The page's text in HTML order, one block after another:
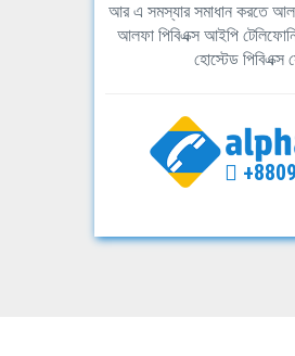
আর এ সমস্যার সমাধান করতে
আলফা পিবিএক্স আইপি
হোস্টেড পিবিএক্স